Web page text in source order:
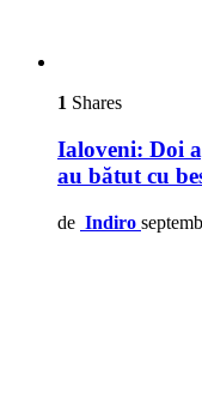
1 Shares
Ialoveni: Doi
au bătut cu
de Indiro